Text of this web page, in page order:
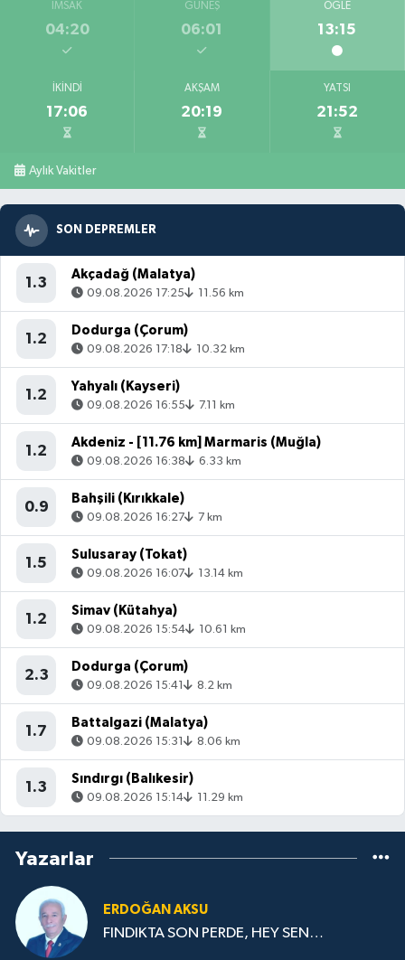
İMSAK
04:20
GÜNEŞ
06:01
ÖĞLE
13:15
İKINDI
17:06
AKŞAM
20:19
YATSI
21:52
Aylık Vakitler
SON DEPREMLER
1.3
Akçadağ (Malatya)
09.08.2026 17:25 11.56 km
1.2
Dodurga (Çorum)
09.08.2026 17:18 10.32 km
1.2
Yahyalı (Kayseri)
09.08.2026 16:55 7.11 km
1.2
Akdeniz - [11.76 km] Marmaris (Muğla)
09.08.2026 16:38 6.33 km
0.9
Bahşili (Kırıkkale)
09.08.2026 16:27 7 km
1.5
Sulusaray (Tokat)
09.08.2026 16:07 13.14 km
1.2
Simav (Kütahya)
09.08.2026 15:54 10.61 km
2.3
Dodurga (Çorum)
09.08.2026 15:41 8.2 km
1.7
Battalgazi (Malatya)
09.08.2026 15:31 8.06 km
1.3
Sındırgı (Balıkesir)
09.08.2026 15:14 11.29 km
Yazarlar
ERDOĞAN AKSU
FINDIKTA SON PERDE, HEY SEN…